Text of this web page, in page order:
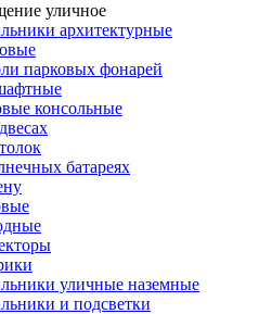
уличное
архитектурные
парковых фонарей
консольные
батареях
уличные наземные
и подсветки